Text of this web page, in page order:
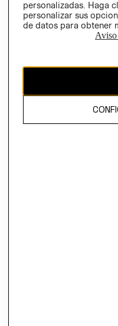
El contenido de esta página
propiedad de H&M Hennes &
personalizadas. Haga
personalizar sus
de datos para obtener
Aviso